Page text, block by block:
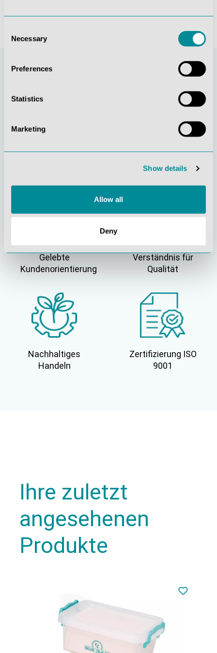
Selection
Necessary
Preferences
Statistics
Marketing
Show details
Allow all
Deny
Verantwortung
Gelebte
Kundenorientierung
Verständnis für
Qualität
Nachhaltiges
Handeln
Zertifizierung ISO
9001
Ihre zuletzt
angesehenen
Produkte